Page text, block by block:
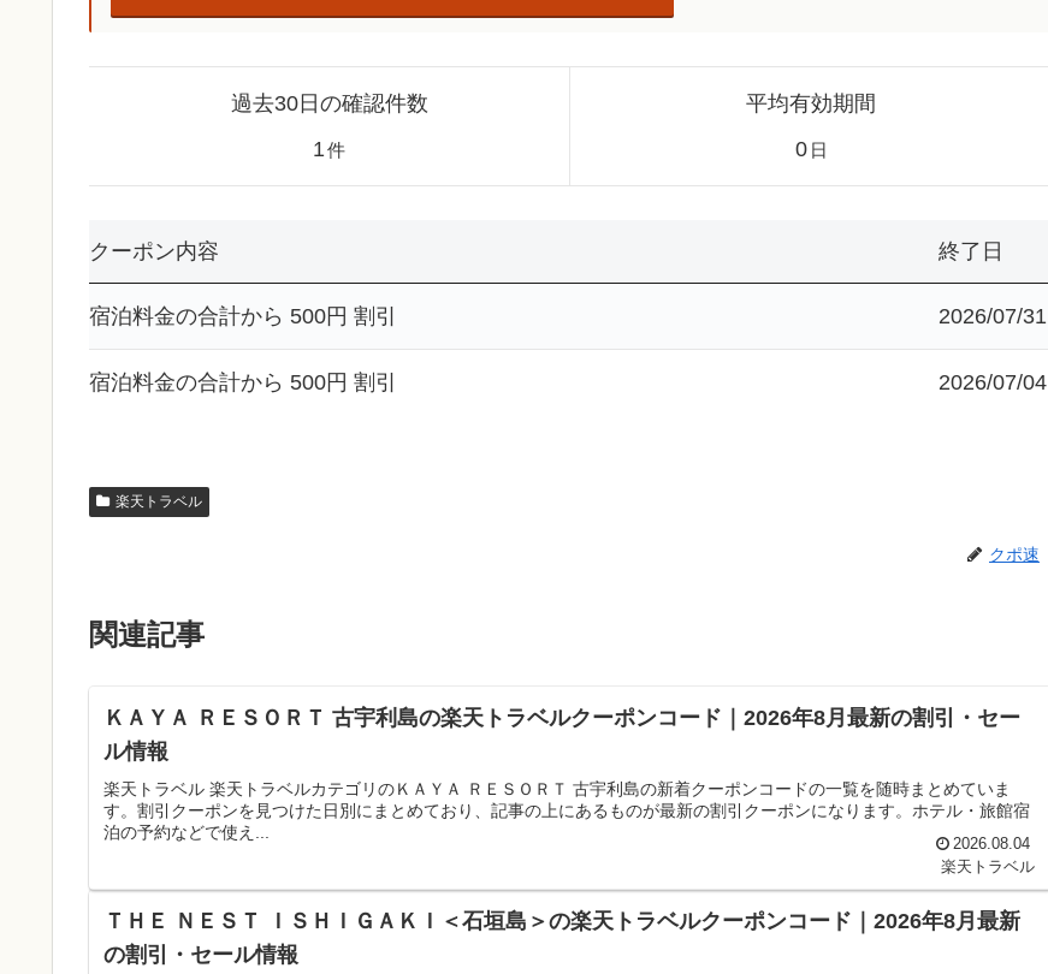
過去30日の確認件数
1件
平均有効期間
0 日
クーポン内容 終了日
宿泊料金の合計から 500円 割引 2026/07/31
宿泊料金の合計から 500円 割引 2026/07/04
楽天トラベル
クポ速
関連記事
ＫＡＹＡ ＲＥＳＯＲＴ 古宇利島の楽天トラベルクーポンコード｜2026年8月最新の割引・セー
ル情報
楽天トラベル 楽天トラベルカテゴリのＫＡＹＡ ＲＥＳＯＲＴ 古宇利島の新着クーポンコードの一覧を随時まとめていま
す。割引クーポンを見つけた日別にまとめており、記事の上にあるものが最新の割引クーポンになります。ホテル・旅館宿
泊の予約などで使え...
2026.08.04
楽天トラベル
ＴＨＥ ＮＥＳＴ ＩＳＨＩＧＡＫＩ＜石垣島＞の楽天トラベルクーポンコード｜2026年8月最新
の割引・セール情報